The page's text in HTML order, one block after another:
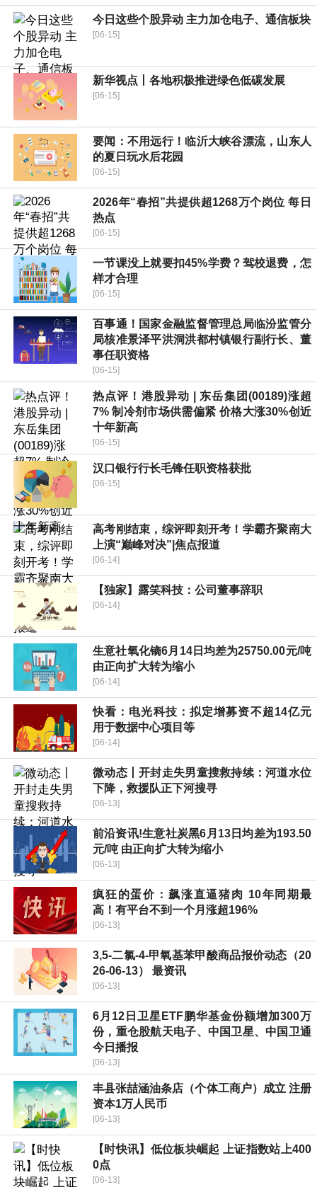
今日这些个股异动 主力加仓电子、通信板块
[06-15]
新华视点丨各地积极推进绿色低碳发展
[06-15]
要闻：不用远行！临沂大峡谷漂流，山东人
的夏日玩水后花园
[06-15]
2026年“春招”共提供超1268万个岗位 每日
热点
[06-15]
一节课没上就要扣45%学费？驾校退费，怎
样才合理
[06-15]
百事通！国家金融监督管理总局临汾监管分
局核准景泽平洪洞洪都村镇银行副行长、董
事任职资格
[06-15]
热点评！港股异动 | 东岳集团(00189)涨超
7% 制冷剂市场供需偏紧 价格大涨30%创近
十年新高
[06-15]
汉口银行行长毛锋任职资格获批
[06-15]
高考刚结束，综评即刻开考！学霸齐聚南大
上演“巅峰对决”|焦点报道
[06-14]
【独家】露笑科技：公司董事辞职
[06-14]
生意社氧化镝6月14日均差为25750.00元/吨
由正向扩大转为缩小
[06-14]
快看：电光科技：拟定增募资不超14亿元
用于数据中心项目等
[06-14]
微动态丨开封走失男童搜救持续：河道水位
下降，救援队正下河搜寻
[06-13]
前沿资讯!生意社炭黑6月13日均差为193.50
元/吨 由正向扩大转为缩小
[06-13]
疯狂的蛋价：飙涨直逼猪肉 10年同期最
高！有平台不到一个月涨超196%
[06-13]
3,5-二氯-4-甲氧基苯甲酸商品报价动态（20
26-06-13） 最资讯
[06-13]
6月12日卫星ETF鹏华基金份额增加300万
份，重仓股航天电子、中国卫星、中国卫通
今日播报
[06-13]
丰县张喆涵油条店（个体工商户）成立 注册
资本1万人民币
[06-13]
【时快讯】低位板块崛起 上证指数站上400
0点
[06-13]